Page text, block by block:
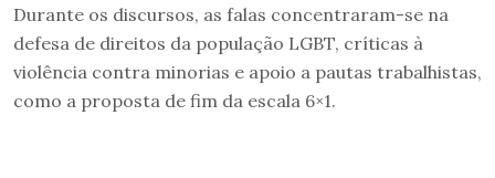
Durante os discursos, as falas concentraram-se na
defesa de direitos da população LGBT, críticas à
violência contra minorias e apoio a pautas trabalhistas,
como a proposta de fim da escala 6×1.